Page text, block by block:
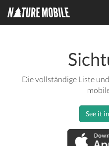
Die vollständige Liste
See it